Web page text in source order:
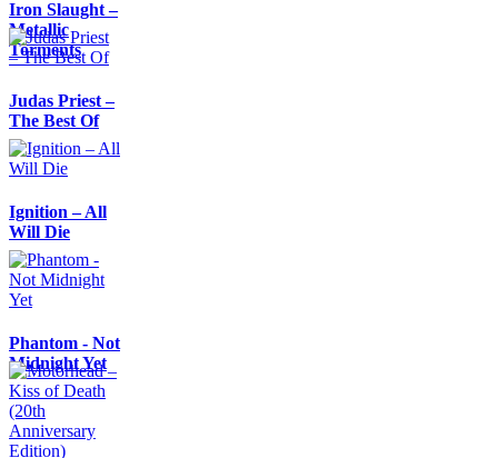
Iron Slaught –
Metallic
Torments
Judas Priest –
The Best Of
Ignition – All
Will Die
Phantom - Not
Midnight Yet